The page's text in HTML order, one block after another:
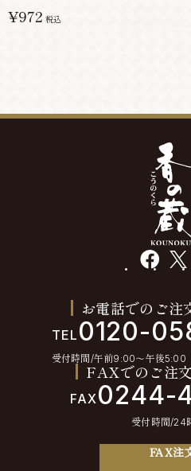
¥972 税込
facebook
お電話でのご注
TEL 0120-
受付時間/午前9:00〜午後5:00
FAXでのご注
FAX0244-
受付時間/24
FAX注